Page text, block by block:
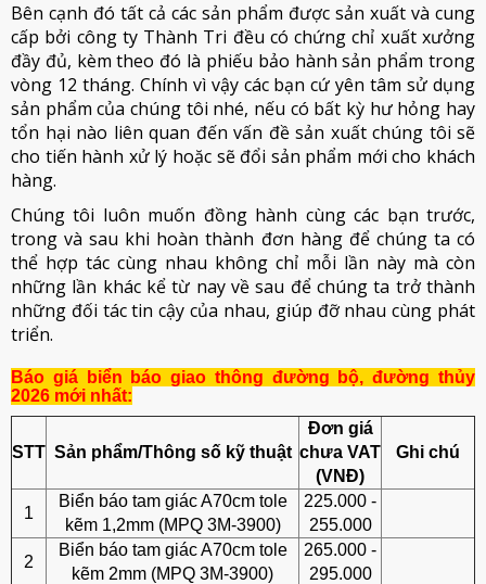
Bên cạnh đó tất cả các sản phẩm được sản xuất và cung
cấp bởi công ty Thành Tri đều có chứng chỉ xuất xưởng
đầy đủ, kèm theo đó là phiếu bảo hành sản phẩm trong
vòng 12 tháng. Chính vì vậy các bạn cứ yên tâm sử dụng
sản phẩm của chúng tôi nhé, nếu có bất kỳ hư hỏng hay
tổn hại nào liên quan đến vấn đề sản xuất chúng tôi sẽ
cho tiến hành xử lý hoặc sẽ đổi sản phẩm mới cho khách
hàng.
Chúng tôi luôn muốn đồng hành cùng các bạn trước,
trong và sau khi hoàn thành đơn hàng để chúng ta có
thể hợp tác cùng nhau không chỉ mỗi lần này mà còn
những lần khác kể từ nay về sau để chúng ta trở thành
những đối tác tin cậy của nhau, giúp đỡ nhau cùng phát
triển.
Báo giá biển báo giao thông đường bộ, đường thủy
2026 mới nhất:
STT Sản phẩm/Thông số kỹ thuật
Đơn giá
chưa VAT
(VNĐ)
Ghi chú
1
Biển báo tam giác A70cm tole
kẽm 1,2mm (MPQ 3M-3900)
225.000 -
255.000
2
Biển báo tam giác A70cm tole
kẽm 2mm (MPQ 3M-3900)
265.000 -
295.000